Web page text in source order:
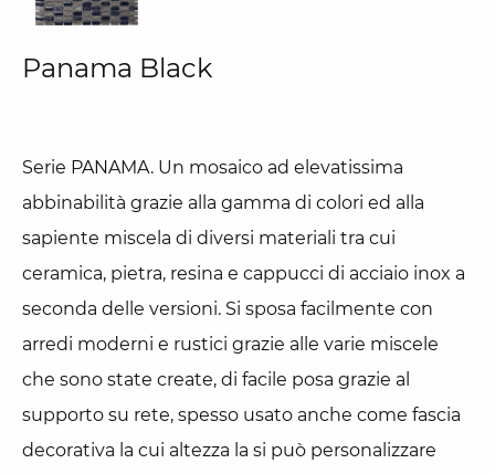
Panama Black
Serie PANAMA. Un mosaico ad elevatissima
abbinabilità grazie alla gamma di colori ed alla
sapiente miscela di diversi materiali tra cui
ceramica, pietra, resina e cappucci di acciaio inox a
seconda delle versioni. Si sposa facilmente con
arredi moderni e rustici grazie alle varie miscele
che sono state create, di facile posa grazie al
supporto su rete, spesso usato anche come fascia
decorativa la cui altezza la si può personalizzare